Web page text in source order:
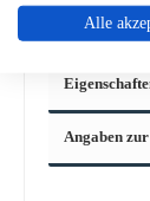
Visgö
Angaben
Alle